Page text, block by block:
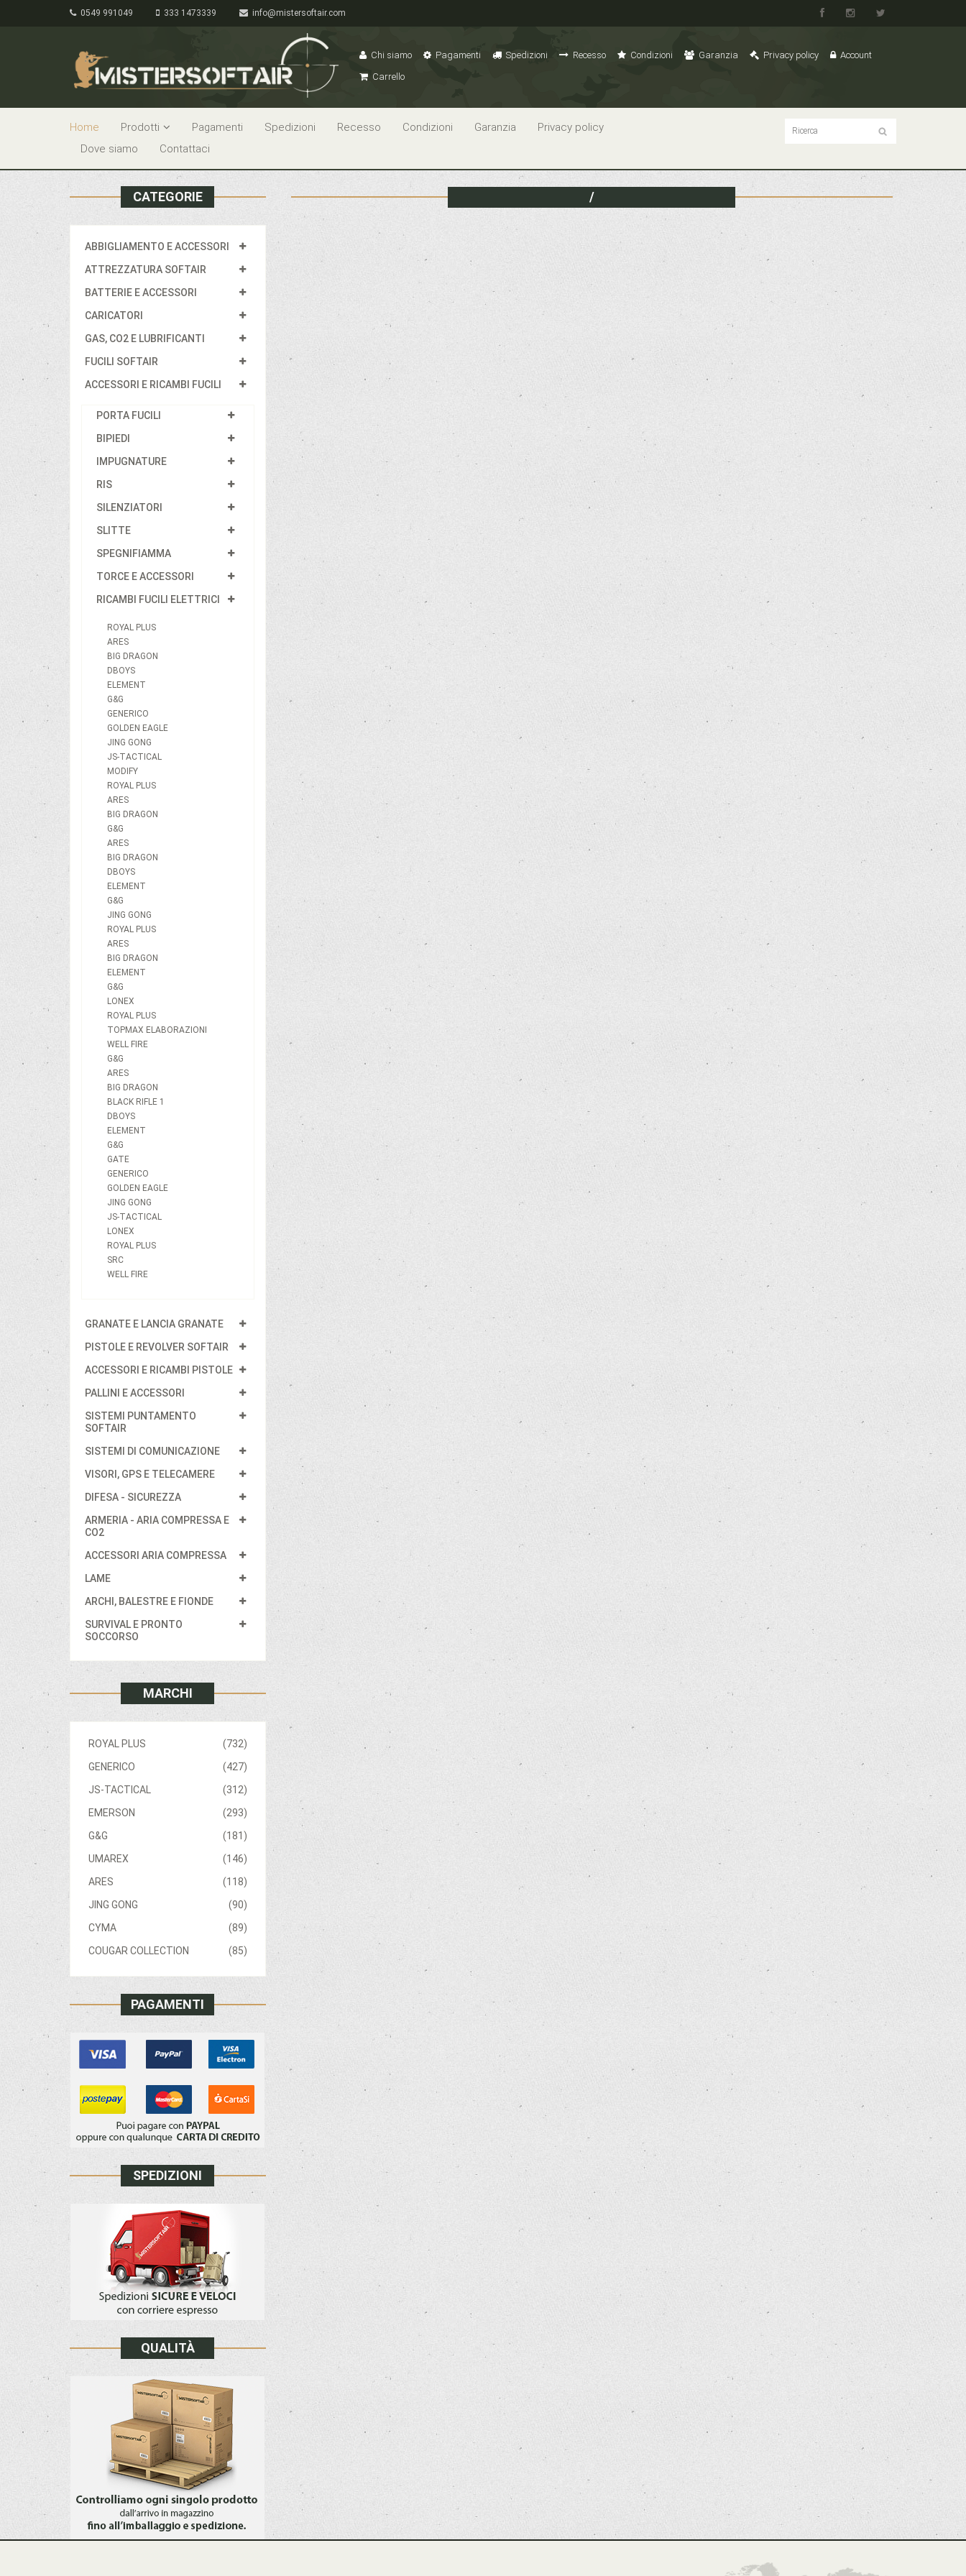
0549 991049 333 1473339 info@mistersoftair.com
Chi siamo Pagamenti Spedizioni Recesso Condizioni Garanzia Privacy policy
Account
Carrello
Home Prodotti Pagamenti Spedizioni Recesso Condizioni Garanzia
Privacy policy
Dove siamo
Contattaci
CATEGORIE
ABBIGLIAMENTO E ACCESSORI
ATTREZZATURA SOFTAIR
BATTERIE E ACCESSORI
CARICATORI
GAS, CO2 E LUBRIFICANTI
FUCILI SOFTAIR
ACCESSORI E RICAMBI FUCILI
PORTA FUCILI
BIPIEDI
IMPUGNATURE
RIS
SILENZIATORI
SLITTE
SPEGNIFIAMMA
TORCE E ACCESSORI
RICAMBI FUCILI ELETTRICI
ROYAL PLUS
ARES
BIG DRAGON
DBOYS
ELEMENT
G&G
GENERICO
GOLDEN EAGLE
JING GONG
JS-TACTICAL
MODIFY
ROYAL PLUS
ARES
BIG DRAGON
G&G
ARES
BIG DRAGON
DBOYS
ELEMENT
G&G
JING GONG
ROYAL PLUS
ARES
BIG DRAGON
ELEMENT
G&G
LONEX
ROYAL PLUS
TOPMAX ELABORAZIONI
WELL FIRE
G&G
ARES
BIG DRAGON
BLACK RIFLE 1
DBOYS
ELEMENT
G&G
GATE
GENERICO
GOLDEN EAGLE
JING GONG
JS-TACTICAL
LONEX
ROYAL PLUS
SRC
WELL FIRE
GRANATE E LANCIA GRANATE
PISTOLE E REVOLVER SOFTAIR
ACCESSORI E RICAMBI PISTOLE
PALLINI E ACCESSORI
SISTEMI PUNTAMENTO
SOFTAIR
SISTEMI DI COMUNICAZIONE
VISORI, GPS E TELECAMERE
DIFESA - SICUREZZA
ARMERIA - ARIA COMPRESSA E
CO2
ACCESSORI ARIA COMPRESSA
LAME
ARCHI, BALESTRE E FIONDE
SURVIVAL E PRONTO
SOCCORSO
MARCHI
(732)
ROYAL PLUS
(427)
GENERICO
(312)
JS-TACTICAL
(293)
EMERSON
(181)
G&G
(146)
UMAREX
(118)
ARES
(90)
JING GONG
(89)
CYMA
(85)
COUGAR COLLECTION
PAGAMENTI
SPEDIZIONI
QUALITÀ
/